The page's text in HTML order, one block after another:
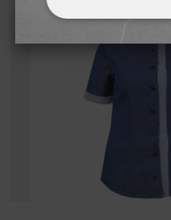
ΑΠΟΛΎΤΩΣ
ΑΠΌΔΟΣΗΣ